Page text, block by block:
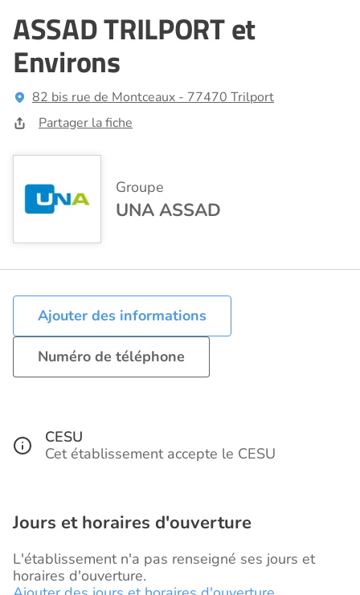
ASSAD TRILPORT et
Environs
82 bis rue de Montceaux - 77470 Trilport
Partager la fiche
Groupe
UNA ASSAD
Ajouter des informations
Numéro de téléphone
CESU
Cet établissement accepte le CESU
Jours et horaires d'ouverture
L'établissement n'a pas renseigné ses jours et
horaires d'ouverture.